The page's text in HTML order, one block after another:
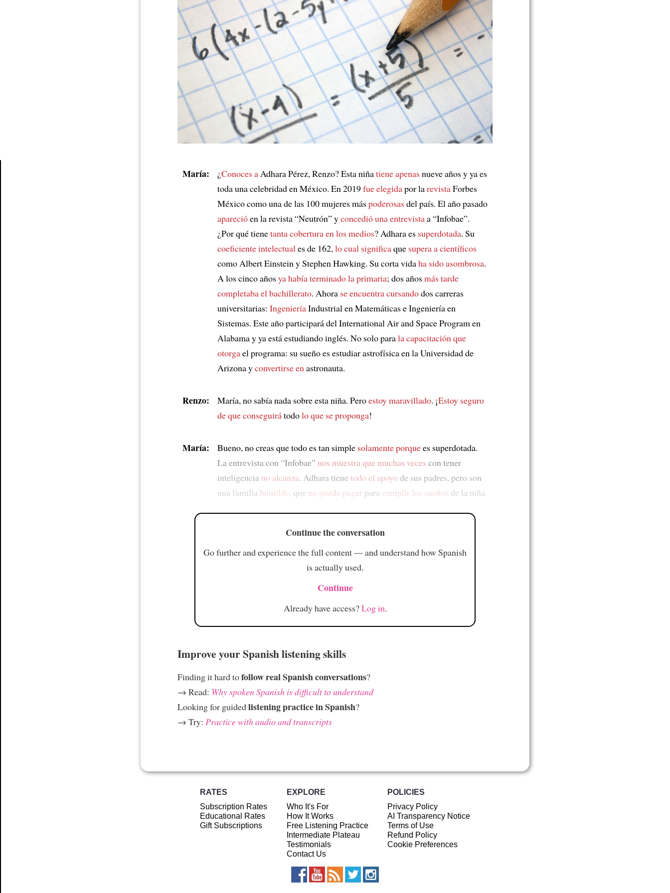
María: ¿Conoces aAdhara Pérez, Renzo? Esta niñatiene apenasnueve años y ya es
toda una celebridad en México. En 2019fue elegidapor larevistaForbes
México como una de las 100 mujeres máspoderosasdel país. El año pasado
aparecióen la revista “Neutrón” yconcedió una entrevistaa “Infobae”.
¿Por qué tienetanta coberturaen los medios? Adhara es superdotada. Su
coeficiente intelectuales de 162,lo cual significaque supera a científicos
como Albert Einstein y Stephen Hawking. Su corta vidaha sido asombrosa.
A los cinco añosya había terminadola primaria; dos añosmás tarde
completabael bachillerato. Ahora se encuentra cursandodos carreras
universitarias: IngenieríaIndustrial en Matemáticas e Ingeniería en
Sistemas. Este año participará del International Air and Space Program en
Alabama y ya está estudiando inglés. No solo parala capacitación que
otorgael programa: su sueño es estudiar astrofísica en la Universidad de
Arizona yconvertirse enastronauta.
Renzo: María, no sabía nada sobre esta niña. Peroestoy maravillado. ¡Estoy seguro
de queconseguirátodolo que se proponga!
María: Bueno, no creas que todo es tan simple solamente porquees superdotada.
La entrevista con “Infobae” nos muestra quemuchas veces con tener
inteligencia no alcanza. Adhara tienetodo el apoyo de sus padres, pero son
una familia humilde, que no puede pagar para cumplir los sueños de la niña.
Continue the conversation
Go further and experience the full content — and understand how Spanish
is actually used.
Continue
Already have access?Log in.
Improve your Spanish listening skills
Finding it hard tofollow real Spanish conversations?
→ Read: Why spoken Spanish is difficult to understand
Looking for guidedlistening practice in Spanish?
→ Try: Practice with audio and transcripts
RATES
Subscription Rates
Educational Rates
Gift Subscriptions
EXPLORE
Who It's For
How It Works
Free Listening Practice
Intermediate Plateau
Testimonials
Contact Us
POLICIES
Privacy Policy
AI Transparency Notice
Terms of Use
Refund Policy
Cookie Preferences